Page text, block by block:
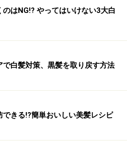
のはNG!? やってはいけない3大白
で白髪対策、黒髪を取り戻す方法
できる!?簡単おいしい美髪レシピ